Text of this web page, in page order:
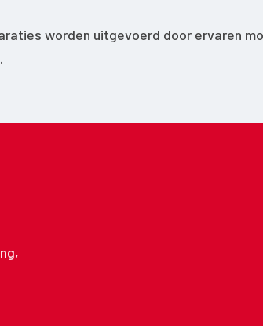
worden uitgevoerd door ervaren